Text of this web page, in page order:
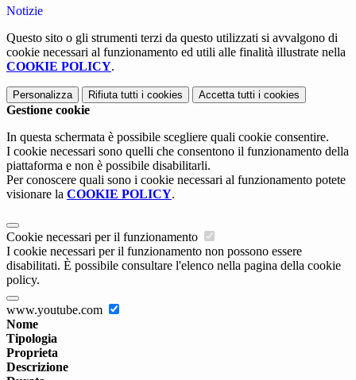
Notizie
Questo sito o gli strumenti terzi da questo utilizzati si avvalgono di
cookie necessari al funzionamento ed utili alle finalità illustrate nella
COOKIE POLICY.
Personalizza Rifiuta tutti i cookies Accetta tutti i cookies
Gestione cookie
In questa schermata è possibile scegliere quali cookie consentire.
I cookie necessari sono quelli che consentono il funzionamento della
piattaforma e non è possibile disabilitarli.
Per conoscere quali sono i cookie necessari al funzionamento potete
visionare la COOKIE POLICY.
Cookie necessari per il funzionamento
I cookie necessari per il funzionamento non possono essere
disabilitati. È possibile consultare l'elenco nella pagina della cookie
policy.
www.youtube.com
Nome
Tipologia
Proprieta
Descrizione